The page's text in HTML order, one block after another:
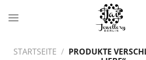
Inhalt
STARTSEITE / PRODUKTE